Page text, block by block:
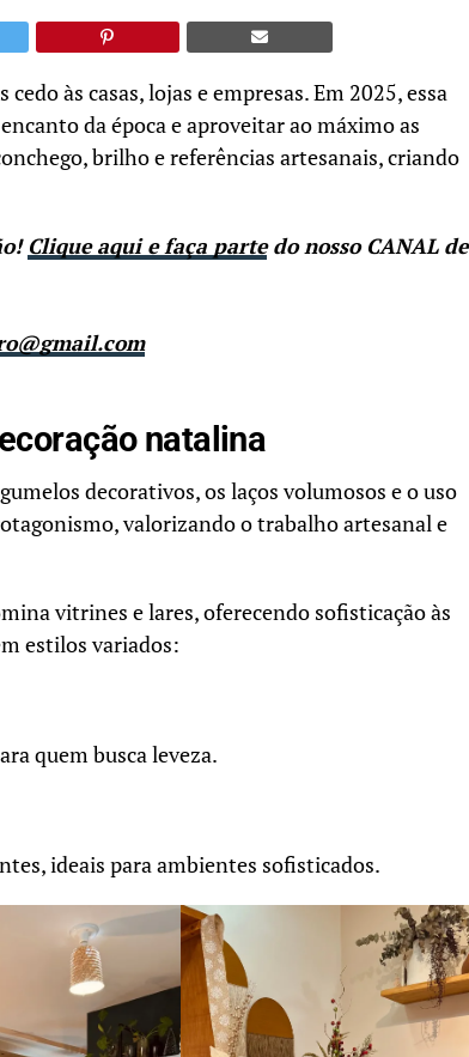
às casas, lojas e empresas. Em 2025, essa
da época e aproveitar ao máximo as
brilho e referências artesanais, criando
Clique aqui e faça partedo nosso CANAL de
natalina
decorativos, os laços volumosos e o uso
valorizando o trabalho artesanal e
vitrines e lares, oferecendo sofisticação às
estilos variados:
quem busca leveza.
ideais para ambientes sofisticados.